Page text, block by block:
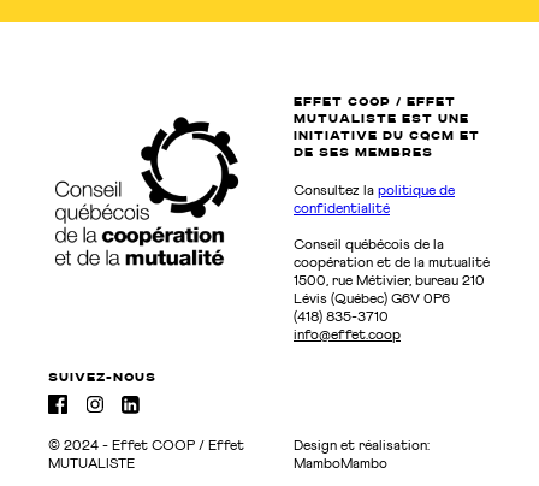
suivez-nous
EFFET COOP / EFFET
MUTUALISTE EST UNE
INITIATIVE DU CQCM ET
de SES MEMBRES
Consultez la politique de
confidentialité
Conseil québécois de la
coopération et de la mutualité
1500, rue Métivier, bureau 210
Lévis (Québec) G6V 0P6
(418) 835-3710
info@effet.coop
Design et réalisation:
MamboMambo
© 2024 - Effet COOP / Effet
MUTUALISTE